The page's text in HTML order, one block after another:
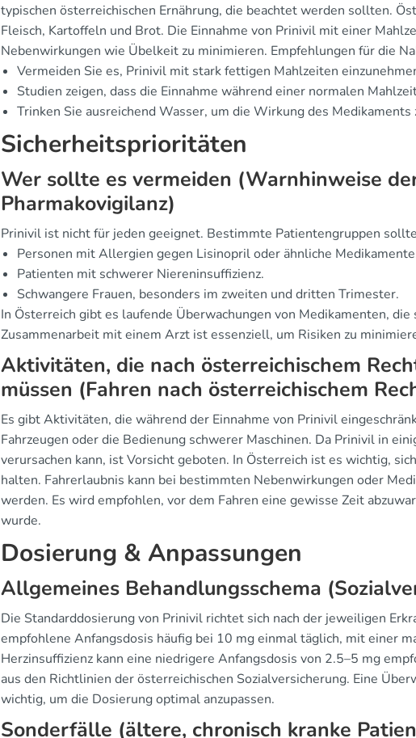
typischen österreichischen Ernährung, die beachtet werden sollten.
Fleisch, Kartoffeln und Brot. Die Einnahme von Prinivil mit einer
Nebenwirkungen wie Übelkeit zu minimieren. Empfehlungen für die
Vermeiden Sie es, Prinivil mit stark fettigen Mahlzeiten
Studien zeigen, dass die Einnahme während einer normalen
Trinken Sie ausreichend Wasser, um die Wirkung des
Sicherheitsprioritäten
Wer sollte es vermeiden (Warnhinweise
Pharmakovigilanz)
Prinivil ist nicht für jeden geeignet. Bestimmte Patientengruppen
Personen mit Allergien gegen Lisinopril oder ähnliche
Patienten mit schwerer Niereninsuffizienz.
Schwangere Frauen, besonders im zweiten und dritten Trimester.
In Österreich gibt es laufende Überwachungen von Medikamenten,
Zusammenarbeit mit einem Arzt ist essenziell, um Risiken zu
Aktivitäten, die nach österreichischem
müssen (Fahren nach österreichischem
Es gibt Aktivitäten, die während der Einnahme von Prinivil
Fahrzeugen oder die Bedienung schwerer Maschinen. Da Prinivil in
verursachen kann, ist Vorsicht geboten. In Österreich ist es wichtig,
halten. Fahrerlaubnis kann bei bestimmten Nebenwirkungen oder
werden. Es wird empfohlen, vor dem Fahren eine gewisse Zeit
wurde.
Dosierung & Anpassungen
Allgemeines Behandlungsschema
Die Standarddosierung von Prinivil richtet sich nach der jeweiligen
empfohlene Anfangsdosis häufig bei 10 mg einmal täglich, mit einer
Herzinsuffizienz kann eine niedrigere Anfangsdosis von 2.5–5 mg
aus den Richtlinien der österreichischen Sozialversicherung. Eine
wichtig, um die Dosierung optimal anzupassen.
Sonderfälle (ältere, chronisch kranke